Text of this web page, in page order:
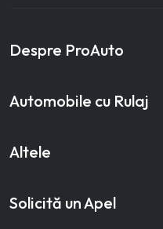
Despre ProAuto
Automobile cu Rulaj
Altele
Solicită un Apel